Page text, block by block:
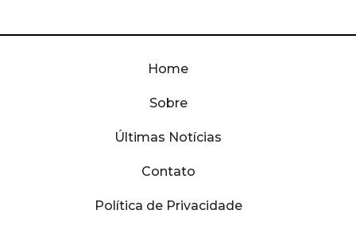
Home
Sobre
Últimas Notícias
Contato
Política de Privacidade